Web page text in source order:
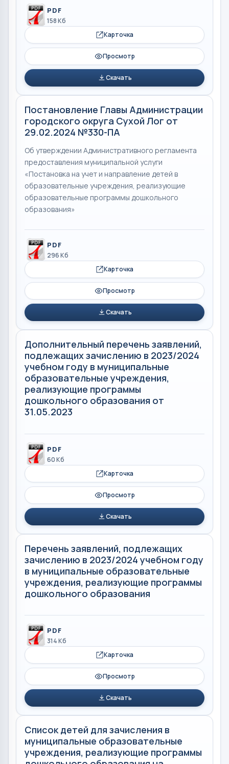
PDF
158 Кб
Карточка
Просмотр
Скачать
Постановление Главы Администрации
городского округа Сухой Лог от
29.02.2024 №330-ПА
Об утверждении Административного регламента
предоставления муниципальной услуги
«Постановка на учет и направление детей в
образовательные учреждения, реализующие
образовательные программы дошкольного
образования»
PDF
296 Кб
Карточка
Просмотр
Скачать
Дополнительный перечень заявлений,
подлежащих зачислению в 2023/2024
учебном году в муниципальные
образовательные учреждения,
реализующие программы
дошкольного образования от
31.05.2023
PDF
60 Кб
Карточка
Просмотр
Скачать
Перечень заявлений, подлежащих
зачислению в 2023/2024 учебном году
в муниципальные образовательные
учреждения, реализующие программы
дошкольного образования
PDF
314 Кб
Карточка
Просмотр
Скачать
Список детей для зачисления в
муниципальные образовательные
учреждения, реализующие программы